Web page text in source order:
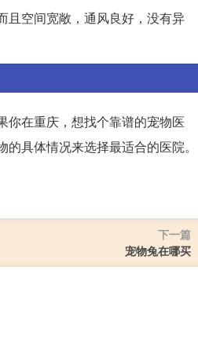
且空间宽敞，通风良好，没有异
你在重庆，想找个靠谱的宠物医
具体情况来选择最适合的医院。
下一篇
宠物兔在哪买